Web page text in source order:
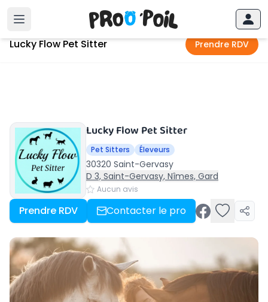
Accueil Saint-Gervasy›Lucky Flow Pet Sitter
Lucky Flow Pet Sitter Prendre RDV
Lucky Flow Pet Sitter
Pet Sitters Éleveurs
30320 Saint-Gervasy
D 3, Saint-Gervasy, Nîmes, Gard
Aucun avis
Prendre RDV Contacter le pro